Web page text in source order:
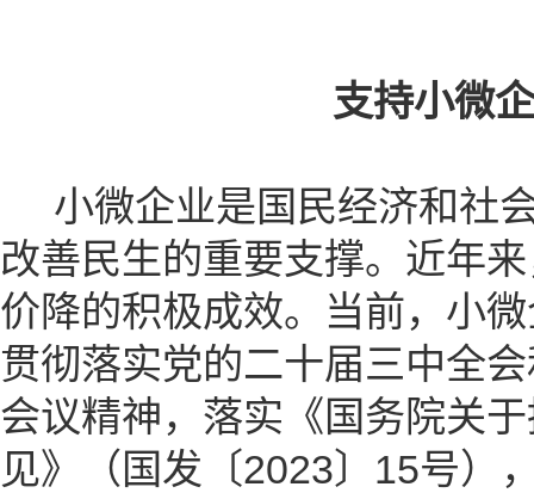
支持小微
小微企业是国民经济和社
改善民生的重要支撑。近年
价降的积极成效。当前，小
贯彻落实党的二十届三中全
会议精神，落实《国务院关
见》（国发〔2023〕15号）